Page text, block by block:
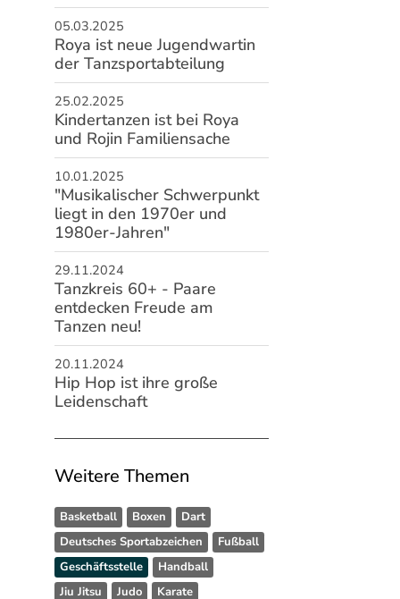
05.03.2025
Roya ist neue Jugendwartin
der Tanzsportabteilung
25.02.2025
Kindertanzen ist bei Roya
und Rojin Familiensache
10.01.2025
"Musikalischer Schwerpunkt
liegt in den 1970er und
1980er-Jahren"
29.11.2024
Tanzkreis 60+ - Paare
entdecken Freude am
Tanzen neu!
20.11.2024
Hip Hop ist ihre große
Leidenschaft
Weitere Themen
Basketball Boxen
Dart
Deutsches Sportabzeichen
Fußball
Geschäftsstelle
Handball
Jiu Jitsu
Judo
Karate